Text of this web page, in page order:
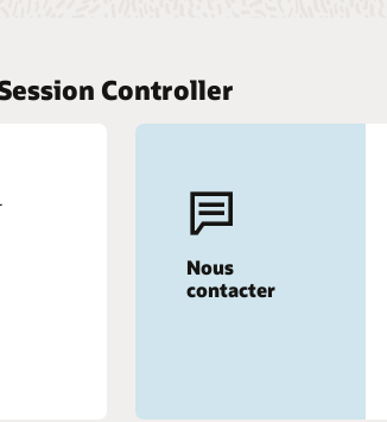
Controller
Nous
contacter